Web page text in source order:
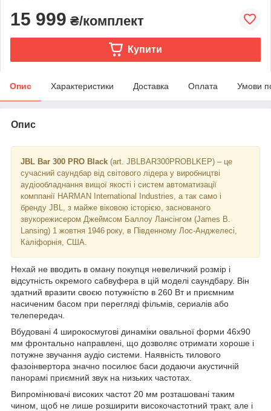
15 999 ₴/комплект
Купити
Опис Характеристики Доставка Оплата Умови
Опис
JBL Bar 300 PRO Black (art. JBLBAR300PROBLKEP) – це
сучасний саундбар від світового лідера у виробництві
аудіообладнання вищої якості і систем автоматизації
комппанії HARMAN International Industries, а так само і
бренду JBL, з майже віковою історією, заснованого
звукорежисером Джеймсом Баллоу Лансінгом (James B.
Lansing) 1 жовтня 1946 року, в Південному Лос-Анджелесі,
Каліфорнія, США.
Нехай не вводить в оману покупця невеличкий розмір і
відсутність окремого сабвуфера в цій моделі саундбару. Він
здатний вразити своєю потужністю в 260 Вт и приємним
насиченим басом при перегляді фільмів, сериалів або
телепередач.
Вбудовані 4 широкосмугові динаміки овальної форми 46х90
мм фронтально направлені, що дозволяє отримати хороше і
потужне звучання аудіо системи. Наявність тилового
фазоінвертора значно посилює баси додаючи акустичній
панорамі приємний звук на низьких частотах.
Випромінювачі високих частот 20 мм розташовані таким
чином, щоб не лише розширити високочастотний тракт, але і